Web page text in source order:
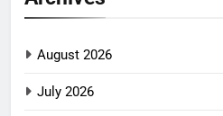
August 2026
July 2026